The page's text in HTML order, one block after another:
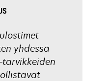
yhdessä
tarvikkeiden